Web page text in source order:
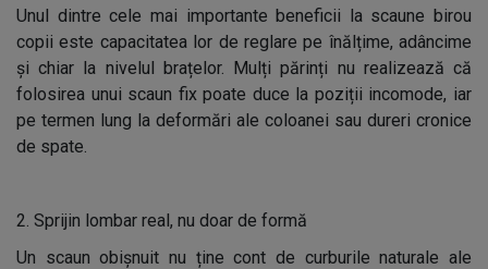
Unul dintre cele mai importante beneficii la scaune birou
copii este capacitatea lor de reglare pe înălțime, adâncime
și chiar la nivelul brațelor. Mulți părinți nu realizează că
folosirea unui scaun fix poate duce la poziții incomode, iar
pe termen lung la deformări ale coloanei sau dureri cronice
de spate.
2. Sprijin lombar real, nu doar de formă
Un scaun obișnuit nu ține cont de curburile naturale ale